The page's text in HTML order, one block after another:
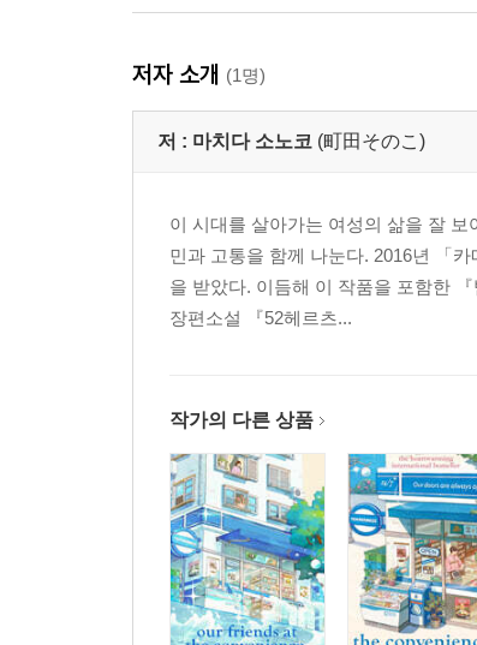
저자 소개 (1명)
저 : 마치다 소노코 (町田そのこ)
이 시대를 살아가는 여성의 삶을 잘
민과 고통을 함께 나눈다. 2016년 「
을 받았다. 이듬해 이 작품을 포함한
장편소설 『52헤르츠...
작가의 다른 상품